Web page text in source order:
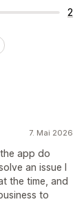
2
7. Mai 2026
app do
an issue I
the time, and
to